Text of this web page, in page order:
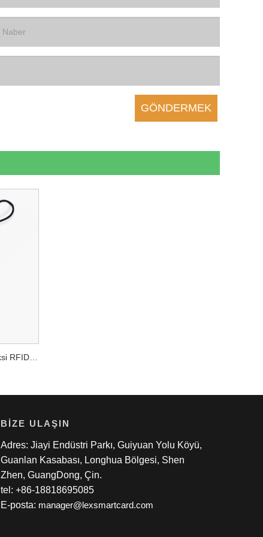
BIZE ULAŞIN
Adres: Jiayi Endüstri Parkı, Guiyuan Yolu Köyü,
Guanlan Kasabası, Longhua Bölgesi, Shen
Zhen, GuangDong, Çin.
tel: +86-18818695085
E-posta: manager@lexsmartcard.com